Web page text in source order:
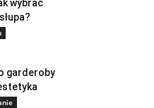
wybrać
garderoby